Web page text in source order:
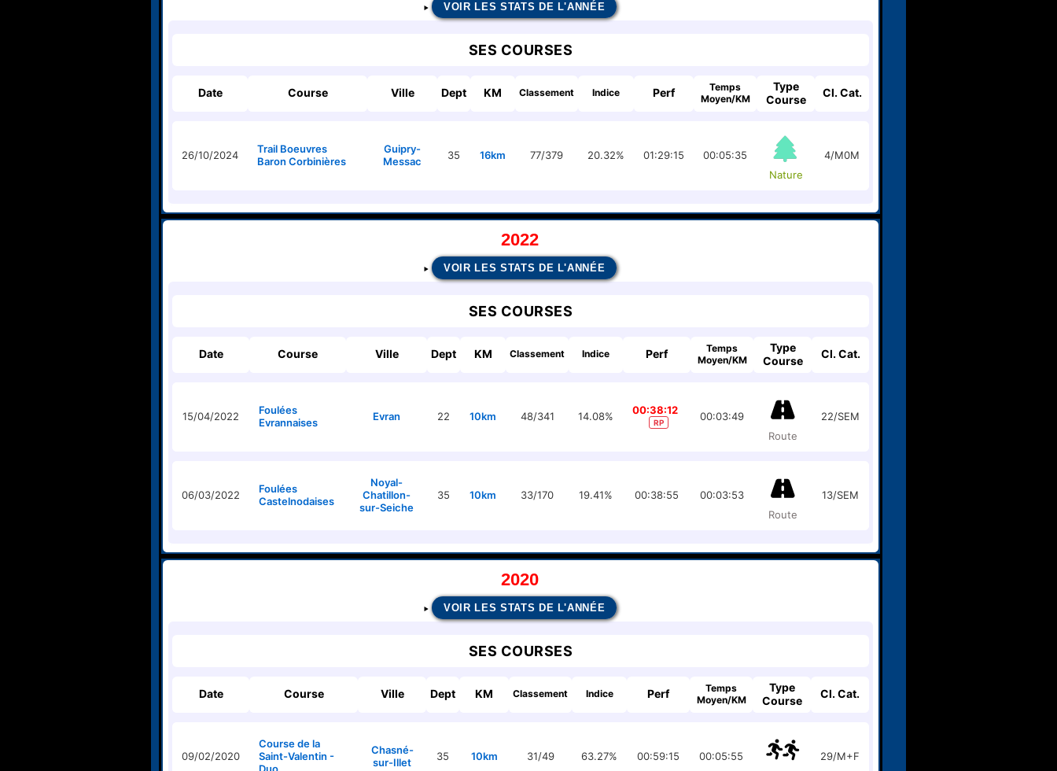
VOIR LES STATS DE L'ANNÉE
SES COURSES
Date Course Ville Dept KM Classement Indice Perf
Temps
Moyen/KM
Type
Course
Cl. Cat.
26/10/2024
Trail Boeuvres
Baron Corbinières
Guipry-
Messac
35 16km 77/379 20.32% 01:29:15
00:05:35
Nature
4/M0M
2022
VOIR LES STATS DE L'ANNÉE
SES COURSES
Date Course Ville Dept KM Classement Indice Perf
Temps
Moyen/KM
Type
Course
Cl. Cat.
15/04/2022
Foulées
Evrannaises
Evran 22 10km 48/341 14.08% 00:38:12
RP
00:03:49
Route
22/SEM
06/03/2022
Foulées
Castelnodaises
Noyal-
Chatillon-
sur-Seiche
35 10km 33/170 19.41% 00:38:55
00:03:53
Route
13/SEM
2020
VOIR LES STATS DE L'ANNÉE
SES COURSES
Date Course Ville Dept KM Classement Indice Perf
Temps
Moyen/KM
Type
Course
Cl. Cat.
09/02/2020
Course de la
Saint-Valentin -
Chasné-
sur-Illet
35 10km 31/49 63.27% 00:59:15
00:05:55
29/M+F